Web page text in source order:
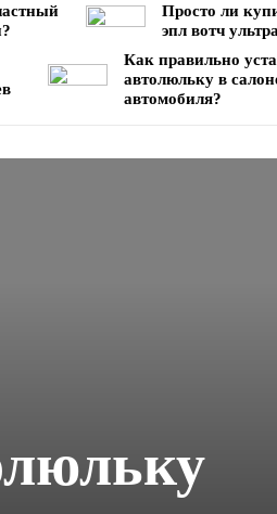
Просто ли
эпл вотч
Как правильно
автолюльку в
автомобиля?